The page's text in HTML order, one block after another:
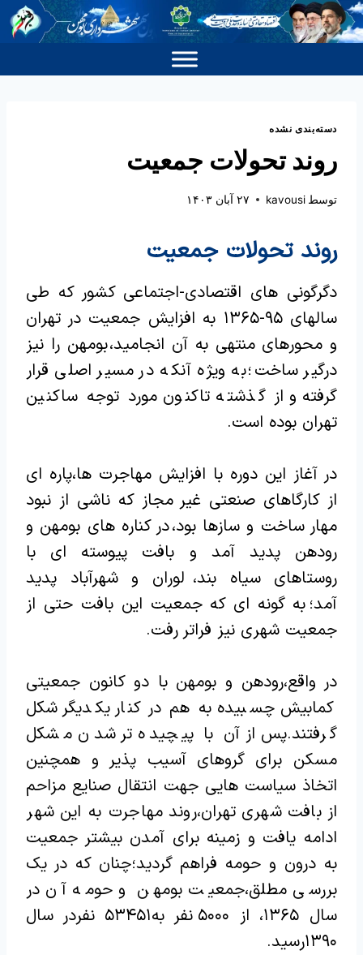
دسته‌بندی نشده
روند تحولات جمعیت
توسط kavousi ۲۷ آبان ۱۴۰۳
روند تحولات جمعیت
دگرگونی های اقتصادی-اجتماعی کشور که طی
سالهای ۹۵-۱۳۶۵ به افزایش جمعیت در تهران
و محورهای منتهی به آن انجامید، بومهن را نیز
درگیر ساخت؛ به ویژه آنکه در مسیر اصلی قرار
گرفته و از گذشته تاکنون مورد توجه ساکنین
تهران بوده است.
در آغاز این دوره با افزایش مهاجرت ها،پاره ای
از کارگاهای صنعتی غیر مجاز که ناشی از نبود
مهار ساخت و سازها بود، در کناره های بومهن و
رودهن پدید آمد و بافت پیوسته ای با
روستاهای سیاه بند، لوران و شهرآباد پدید
آمد؛ به گونه ای که جمعیت این بافت حتی از
جمعیت شهری نیز فراتر رفت.
در واقع،رودهن و بومهن با دو کانون جمعیتی
کمابیش چسبیده به هم در کنار یکدیگر شکل
گرفتند.پس از آن با پیچیده تر شدن مشکل
مسکن برای گروهای آسیب پذیر و همچنین
اتخاذ سیاست هایی جهت انتقال صنایع مزاحم
از بافت شهری تهران،روند مهاجرت به این شهر
ادامه یافت و زمینه برای آمدن بیشتر جمعیت
به درون و حومه فراهم گردید؛چنان که در یک
بررسی مطلق،جمعیت بومهن و حومه آن در
سال ۱۳۶۵، از ۵۰۰۰ نفر به۵۳۴۵۱ نفردر سال
۱۳۹۰رسید.